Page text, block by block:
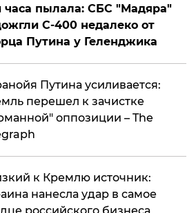
часа пылала: СБС "Мадяра"
С-400 недалеко от
Путина у Геленджика
Путина усиливается:
перешел к зачистке
оппозиции – The
к Кремлю источник:
нанесла удар в самое